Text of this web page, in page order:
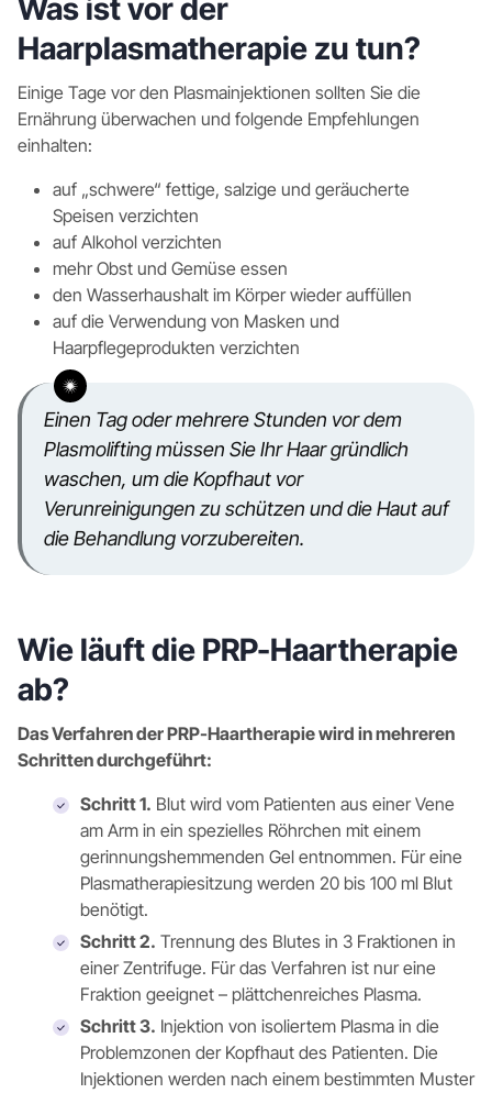
Was ist vor der
Haarplasmatherapie zu tun?
Einige Tage vor den Plasmainjektionen sollten Sie die
Ernährung überwachen und folgende Empfehlungen
einhalten:
auf „schwere“ fettige, salzige und geräucherte
Speisen verzichten
auf Alkohol verzichten
mehr Obst und Gemüse essen
den Wasserhaushalt im Körper wieder auffüllen
auf die Verwendung von Masken und
Haarpflegeprodukten verzichten
Einen Tag oder mehrere Stunden vor dem
Plasmolifting müssen Sie Ihr Haar gründlich
waschen, um die Kopfhaut vor
Verunreinigungen zu schützen und die Haut auf
die Behandlung vorzubereiten.
Wie läuft die PRP-Haartherapie
ab?
Das Verfahren der PRP-Haartherapie wird in mehreren
Schritten durchgeführt:
Schritt 1. Blut wird vom Patienten aus einer Vene
am Arm in ein spezielles Röhrchen mit einem
gerinnungshemmenden Gel entnommen. Für eine
Plasmatherapiesitzung werden 20 bis 100 ml Blut
benötigt.
Schritt 2. Trennung des Blutes in 3 Fraktionen in
einer Zentrifuge. Für das Verfahren ist nur eine
Fraktion geeignet – plättchenreiches Plasma.
Schritt 3. Injektion von isoliertem Plasma in die
Problemzonen der Kopfhaut des Patienten. Die
Injektionen werden nach einem bestimmten Muster